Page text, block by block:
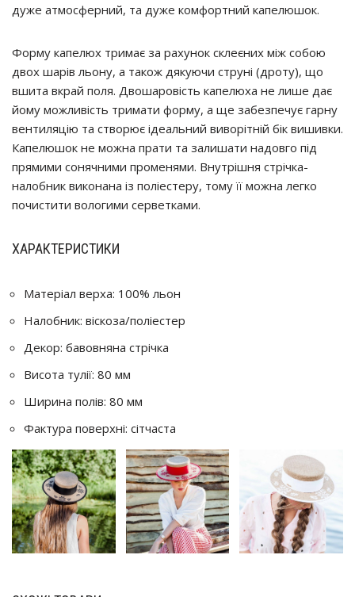
дуже атмосферний, та дуже комфортний капелюшок.
Форму капелюх тримає за рахунок склеєних між собою
двох шарів льону, а також дякуючи струні (дроту), що
вшита вкрай поля. Двошаровість капелюха не лише дає
йому можливість тримати форму, а ще забезпечує гарну
вентиляцію та створює ідеальний виворітній бік вишивки.
Капелюшок не можна прати та залишати надовго під
прямими сонячними променями. Внутрішня стрічка-
налобник виконана із поліестеру, тому її можна легко
почистити вологими серветками.
ХАРАКТЕРИСТИКИ
Матеріал верха: 100% льон
Налобник: віскоза/поліестер
Декор: бавовняна стрічка
Висота тулії: 80 мм
Ширина полів: 80 мм
Фактура поверхні: сітчаста